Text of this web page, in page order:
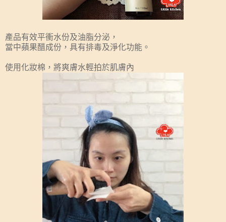
產品有效平衝水份及油脂分泌，
當中蘋果醋成份，具有排毒及淨化功能。
使用化妝棉，將爽膚水輕拍於肌膚內